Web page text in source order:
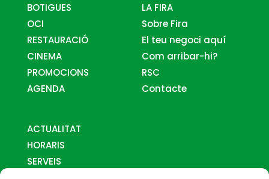
BOTIGUES
OCI
RESTAURACIÓ
CINEMA
PROMOCIONS
AGENDA
LA FIRA
Sobre Fira
El teu negoci aquí
Com arribar-hi?
RSC
Contacte
ACTUALITAT
HORARIS
SERVEIS